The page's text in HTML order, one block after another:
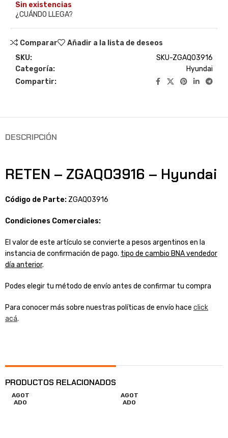
Sin existencias
¿CUÁNDO LLEGA?
Comparar
Añadir a la lista de deseos
SKU:
SKU-ZGAQ03916
Categoría:
Hyundai
Compartir:
DESCRIPCIÓN
RETEN – ZGAQ03916 – Hyundai
Código de Parte: ZGAQ03916
Condiciones Comerciales:
El valor de este artículo se convierte a pesos argentinos en la
instancia de confirmación de pago. tipo de cambio BNA vendedor
día anterior.
Podes elegir tu método de envío antes de confirmar tu compra
Para conocer más sobre nuestras políticas de envío hace click
acá.
PRODUCTOS RELACIONADOS
AGOT
ADO
AGOT
ADO